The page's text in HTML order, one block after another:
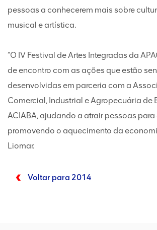
pessoas a conhecerem mais sobre
musical e artística.
“O IV Festival de Artes Integradas da
de encontro com as ações que estão
desenvolvidas em parceria com a
Comercial, Industrial e Agropecuária de
ACIABA, ajudando a atrair pessoas
promovendo o aquecimento da
Liomar.
Voltar para 2014